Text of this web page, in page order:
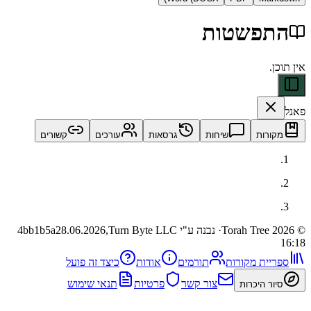
שיחות גרסאות עורכים קשורים
· נבנה ע"י Turn Byte LLC 4bb1b5a28.06.2026,
מקורות תורמים אודות כיצד זה פועל
היכרות צור קשר פרטיות תנאי שימוש